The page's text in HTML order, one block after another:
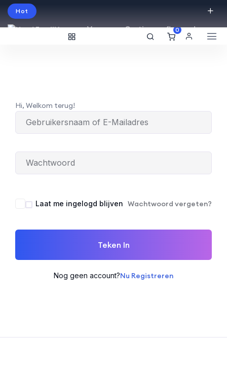
Hot
Vraag een Gratis proefles aan!
0
Hi, Welkom terug!
Laat me ingelogd blijven Wachtwoord vergeten?
Teken In
Nog geen account?Nu Registreren